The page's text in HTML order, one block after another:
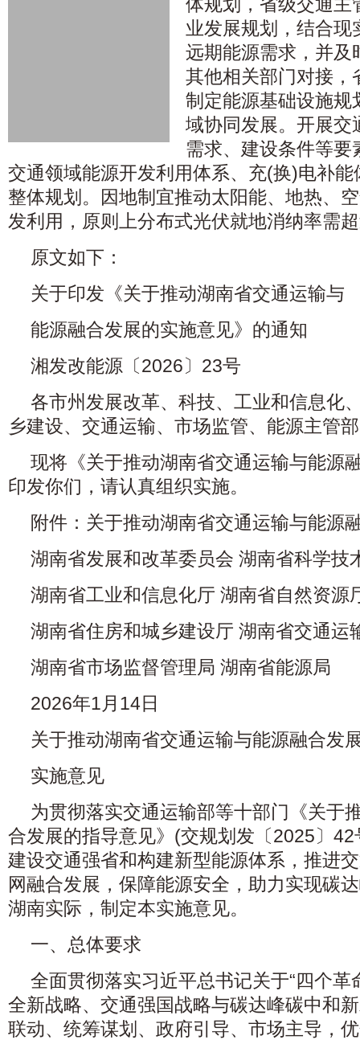
业发展规划，结合现
远期能源需求，并及
其他相关部门对接，
制定能源基础设施规
域协同发展。开展交
需求、建设条件等要
交通领域能源开发利用体系、充(换)电补
整体规划。因地制宜推动太阳能、地热、
发利用，原则上分布式光伏就地消纳率需
原文如下：
关于印发《关于推动湖南省交通运输与
能源融合发展的实施意见》的通知
湘发改能源〔2026〕23号
各市州发展改革、科技、工业和信息化
乡建设、交通运输、市场监管、能源主管
现将《关于推动湖南省交通运输与能源
印发你们，请认真组织实施。
附件：关于推动湖南省交通运输与能源
湖南省发展和改革委员会 湖南省科学技
湖南省工业和信息化厅 湖南省自然资源
湖南省住房和城乡建设厅 湖南省交通运
湖南省市场监督管理局 湖南省能源局
2026年1月14日
关于推动湖南省交通运输与能源融合发
实施意见
为贯彻落实交通运输部等十部门《关于
合发展的指导意见》(交规划发〔2025〕
建设交通强省和构建新型能源体系，推进
网融合发展，保障能源安全，助力实现碳
湖南实际，制定本实施意见。
一、总体要求
全面贯彻落实习近平总书记关于“四个革
全新战略、交通强国战略与碳达峰碳中和
联动、统筹谋划、政府引导、市场主导，